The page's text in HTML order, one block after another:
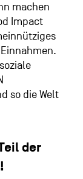
machen
Impact
so die Welt
der